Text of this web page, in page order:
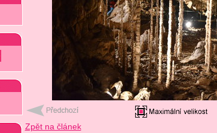
Zpět na článek